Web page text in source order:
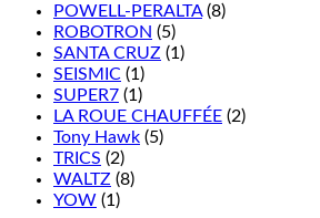
POWELL-PERALTA (8)
ROBOTRON (5)
SANTA CRUZ (1)
SEISMIC (1)
SUPER7 (1)
LA ROUE CHAUFFÉE (2)
Tony Hawk (5)
TRICS (2)
WALTZ (8)
YOW (1)